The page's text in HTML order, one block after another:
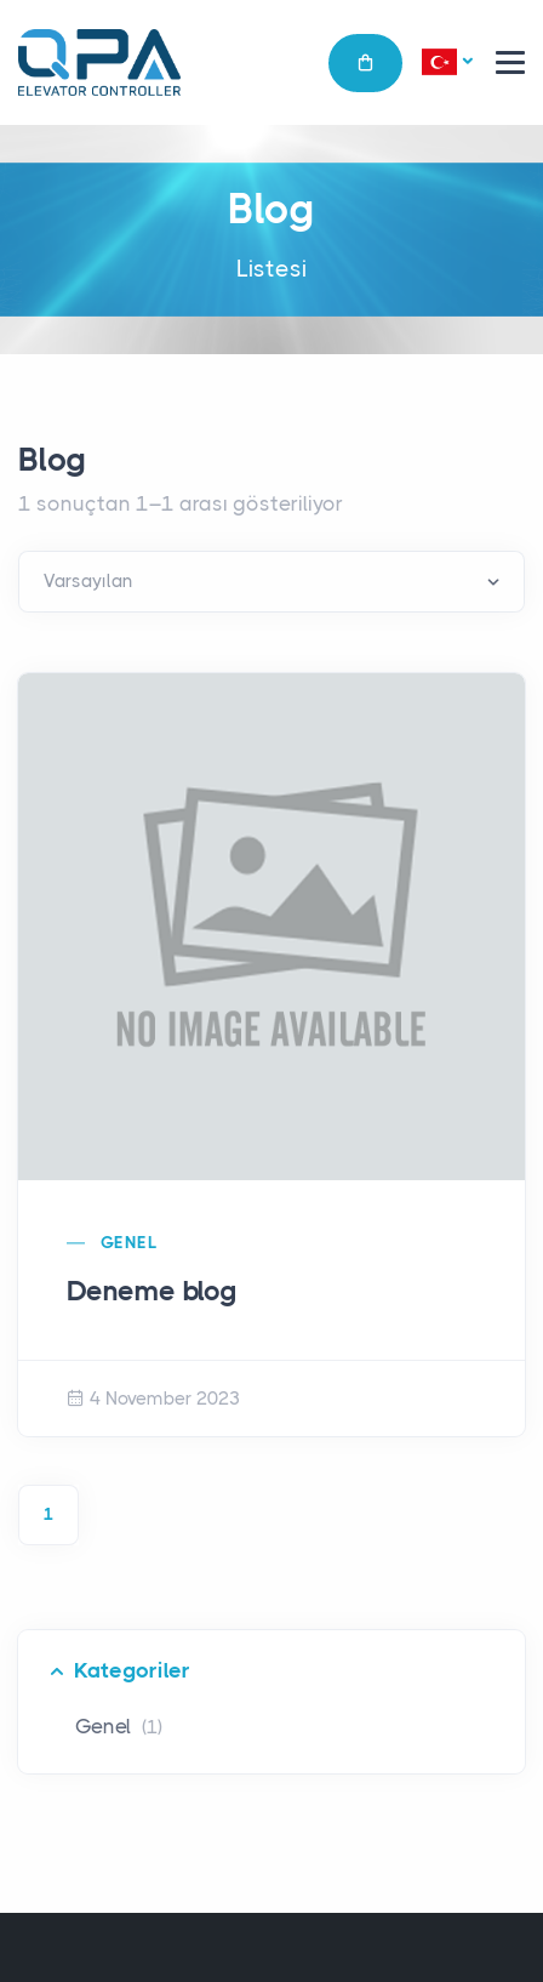
Blog
Listesi
Blog
1 sonuçtan 1–1 arası gösteriliyor
GENEL
Deneme blog
4 November 2023
1
Kategoriler
Genel (1)